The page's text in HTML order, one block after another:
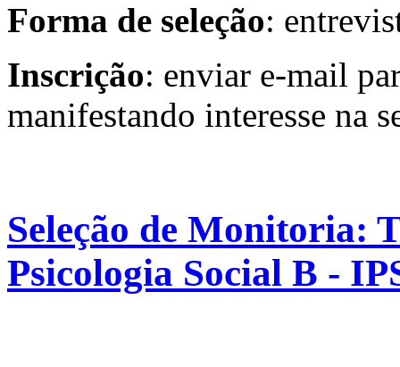
Forma de seleção:
Inscrição: enviar e-mail
manifestando interesse na
Seleção de Monitoria:
Psicologia Social B -